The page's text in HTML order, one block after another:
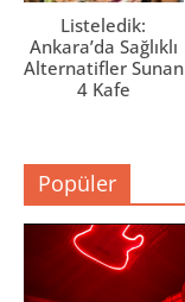
Listeledik:
Ankara’da Sağlıklı
Alternatifler Sunan
4 Kafe
Popüler